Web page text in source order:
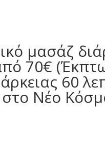
μασάζ
70€
60
Νέο